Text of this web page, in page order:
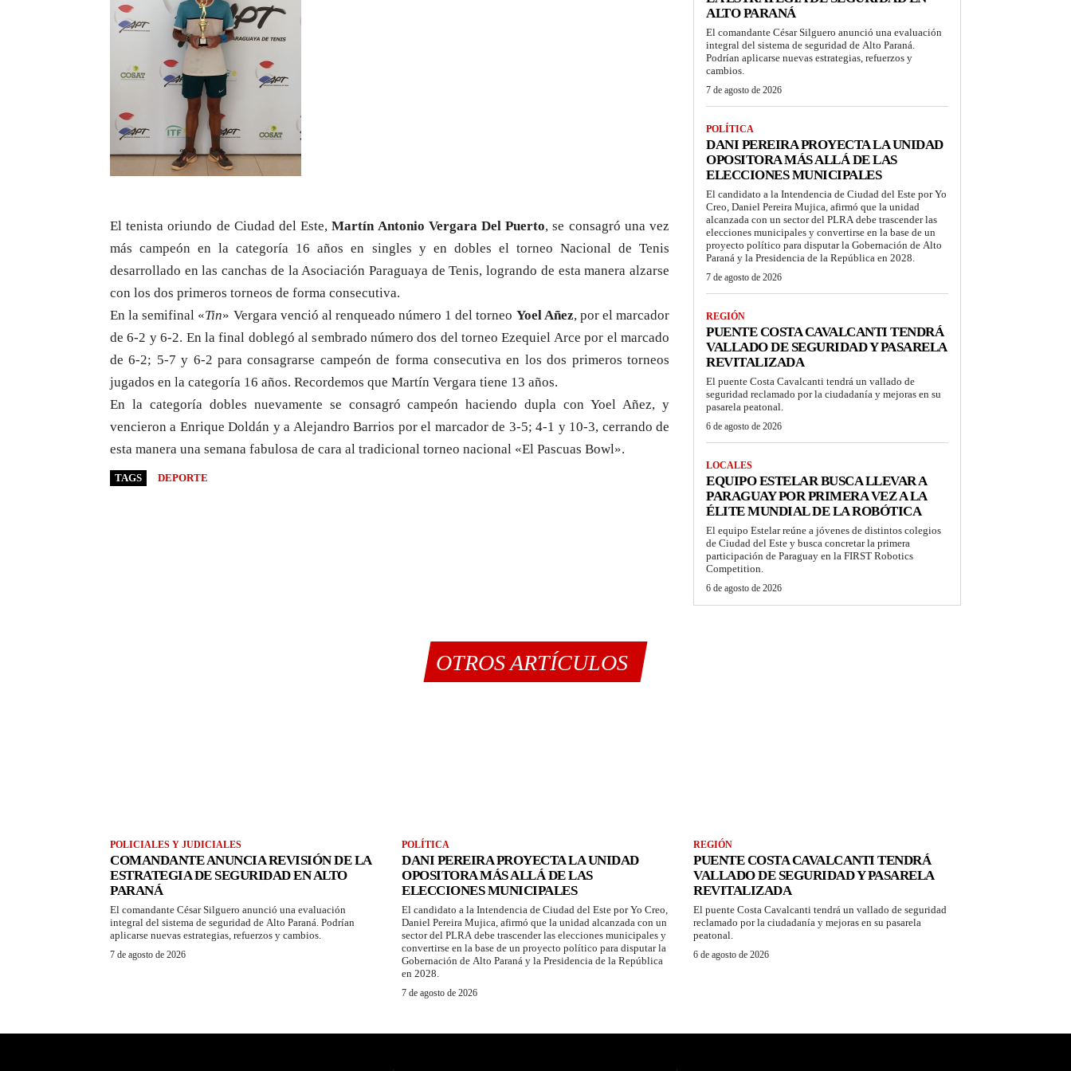
El tenista oriundo de Ciudad del Este,Martín Antonio Vergara Del Puerto, se consagró una vez
más campeón en la categoría 16 años en singles y en dobles el torneo Nacional de Tenis
desarrollado en las canchas de la Asociación Paraguaya de Tenis, logrando de esta manera alzarse
con los dos primeros torneos de forma consecutiva.
En la semifinal «Tin» Vergara venció al renqueado número 1 del torneo Yoel Añez, por el marcador
de 6-2 y 6-2. En la final doblegó al sembrado número dos del torneo Ezequiel Arce por el marcado
de 6-2; 5-7 y 6-2 para consagrarse campeón de forma consecutiva en los dos primeros torneos
jugados en la categoría 16 años. Recordemos que Martín Vergara tiene 13 años.
En la categoría dobles nuevamente se consagró campeón haciendo dupla con Yoel Añez, y
vencieron a Enrique Doldán y a Alejandro Barrios por el marcador de 3-5; 4-1 y 10-3, cerrando de
esta manera una semana fabulosa de cara al tradicional torneo nacional «El Pascuas Bowl».
TAGS DEPORTE
ALTO PARANÁ
El comandante César Silguero anunció una evaluación
integral del sistema de seguridad de Alto Paraná.
Podrían aplicarse nuevas estrategias, refuerzos y
cambios.
7 de agosto de 2026
POLÍTICA
DANI PEREIRA PROYECTA LA UNIDAD
OPOSITORA MÁS ALLÁ DE LAS
ELECCIONES MUNICIPALES
El candidato a la Intendencia de Ciudad del Este por Yo
Creo, Daniel Pereira Mujica, afirmó que la unidad
alcanzada con un sector del PLRA debe trascender las
elecciones municipales y convertirse en la base de un
proyecto político para disputar la Gobernación de Alto
Paraná y la Presidencia de la República en 2028.
7 de agosto de 2026
REGIÓN
PUENTE COSTA CAVALCANTI TENDRÁ
VALLADO DE SEGURIDAD Y PASARELA
REVITALIZADA
El puente Costa Cavalcanti tendrá un vallado de
seguridad reclamado por la ciudadanía y mejoras en su
pasarela peatonal.
6 de agosto de 2026
LOCALES
EQUIPO ESTELAR BUSCA LLEVAR A
PARAGUAY POR PRIMERA VEZ A LA
ÉLITE MUNDIAL DE LA ROBÓTICA
El equipo Estelar reúne a jóvenes de distintos colegios
de Ciudad del Este y busca concretar la primera
participación de Paraguay en la FIRST Robotics
Competition.
6 de agosto de 2026
OTROS ARTÍCULOS
POLICIALES Y JUDICIALES
COMANDANTE ANUNCIA REVISIÓN DE LA
ESTRATEGIA DE SEGURIDAD EN ALTO
PARANÁ
El comandante César Silguero anunció una evaluación
integral del sistema de seguridad de Alto Paraná. Podrían
aplicarse nuevas estrategias, refuerzos y cambios.
7 de agosto de 2026
POLÍTICA
DANI PEREIRA PROYECTA LA UNIDAD
OPOSITORA MÁS ALLÁ DE LAS
ELECCIONES MUNICIPALES
El candidato a la Intendencia de Ciudad del Este por Yo Creo,
Daniel Pereira Mujica, afirmó que la unidad alcanzada con un
sector del PLRA debe trascender las elecciones municipales y
convertirse en la base de un proyecto político para disputar la
Gobernación de Alto Paraná y la Presidencia de la República
en 2028.
7 de agosto de 2026
REGIÓN
PUENTE COSTA CAVALCANTI TENDRÁ
VALLADO DE SEGURIDAD Y PASARELA
REVITALIZADA
El puente Costa Cavalcanti tendrá un vallado de seguridad
reclamado por la ciudadanía y mejoras en su pasarela
peatonal.
6 de agosto de 2026